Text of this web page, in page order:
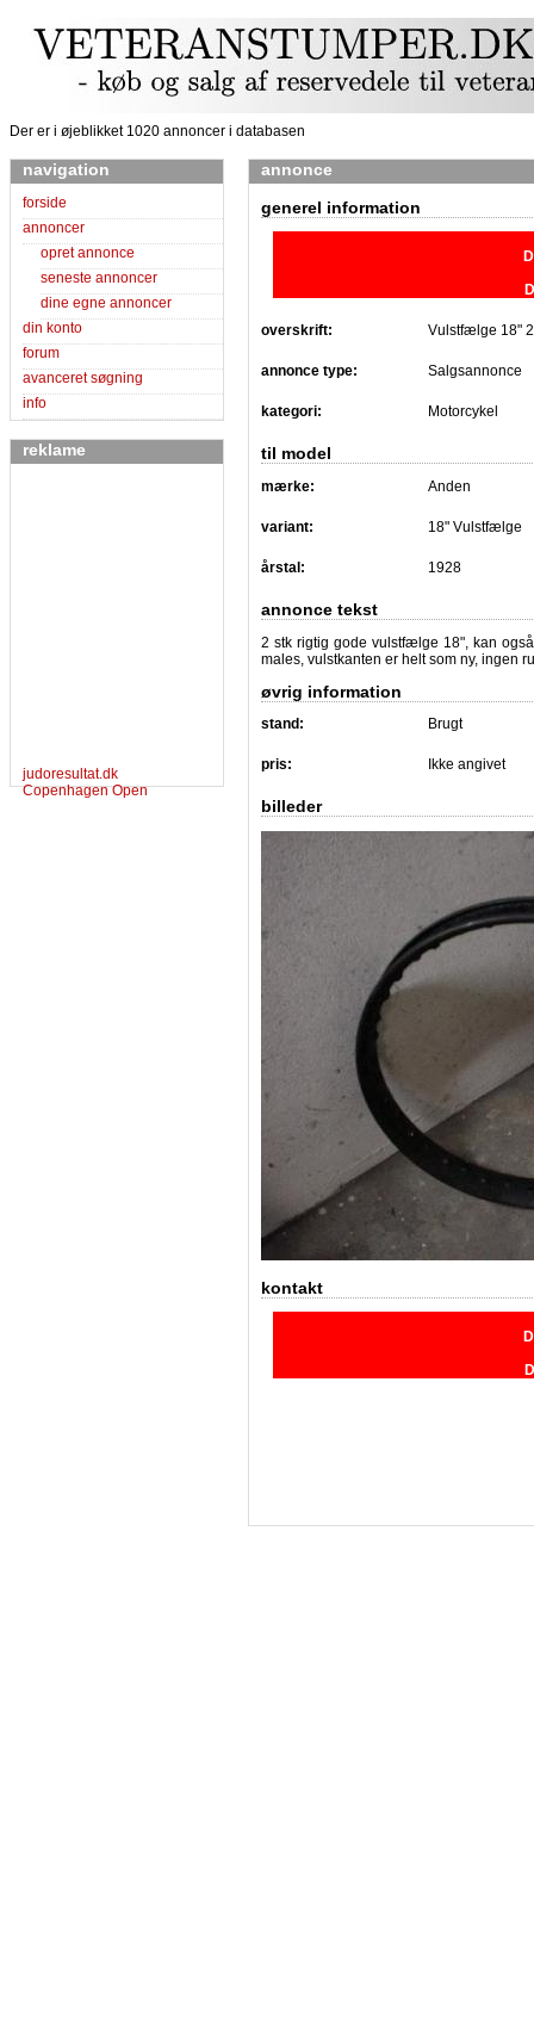
Der er i øjeblikket 1020 annoncer i databasen
navigation
forside
annoncer
opret annonce
seneste annoncer
dine egne annoncer
din konto
forum
avanceret søgning
info
reklame
judoresultat.dk
Copenhagen Open
annonce
generel information
overskrift: Vulstfælge 18"
annonce type: Salgsannonce
kategori: Motorcykel
til model
mærke: Anden
variant: 18" Vulstfælge
årstal: 1928
annonce tekst
2 stk rigtig gode vulstfælge 18", kan
males, vulstkanten er helt som ny, ingen
øvrig information
stand: Brugt
pris: Ikke angivet
billeder
kontakt